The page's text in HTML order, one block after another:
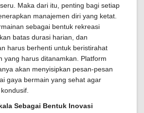
Maka dari itu, penting bagi setiap
manajemen diri yang ketat.
sebagai bentuk rekreasi
batas durasi harian, dan
harus berhenti untuk beristirahat
yang harus ditanamkan. Platform
akan menyisipkan pesan-pesan
gaya bermain yang sehat agar
Sebagai Bentuk Inovasi